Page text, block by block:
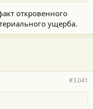
откровенного
ущерба.
#3.041